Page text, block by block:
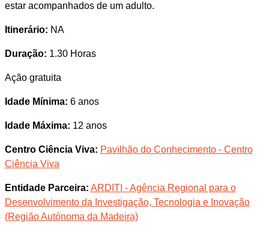
estar acompanhados de um adulto.
Itinerário: NA
Duração: 1.30 Horas
Ação gratuita
Idade Mínima: 6 anos
Idade Máxima: 12 anos
Centro Ciência Viva: Pavilhão do Conhecimento - Centro
Ciência Viva
Entidade Parceira: ARDITI - Agência Regional para o
Desenvolvimento da Investigação, Tecnologia e Inovação
(Região Autónoma da Madeira)